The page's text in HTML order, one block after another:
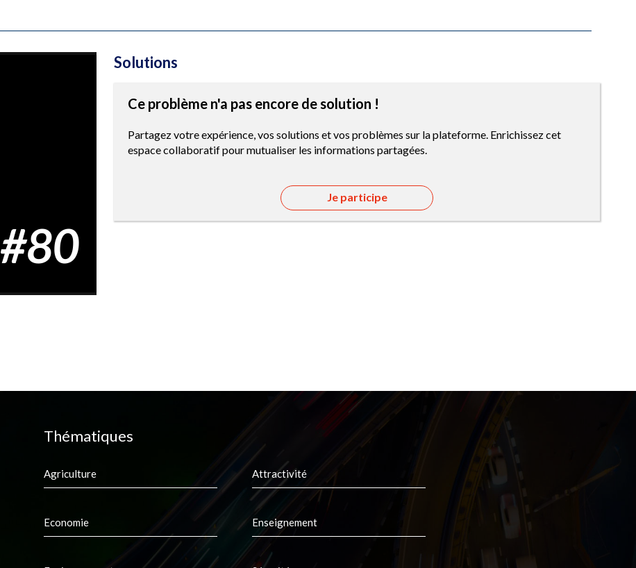
#80
Solutions
Ce problème n'a pas encore de solution !
Partagez votre expérience, vos solutions et vos problèmes sur la plateforme. Enrichissez cet
espace collaboratif pour mutualiser les informations partagées.
Je participe
Thématiques
Agriculture Attractivité
Economie Enseignement